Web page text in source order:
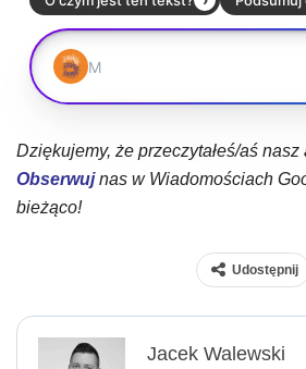
Dziękujemy, że przeczytałeś/aś nasz
Obserwujnas w Wiadomościach
bieżąco!
Udostępnij
Jacek Walewski